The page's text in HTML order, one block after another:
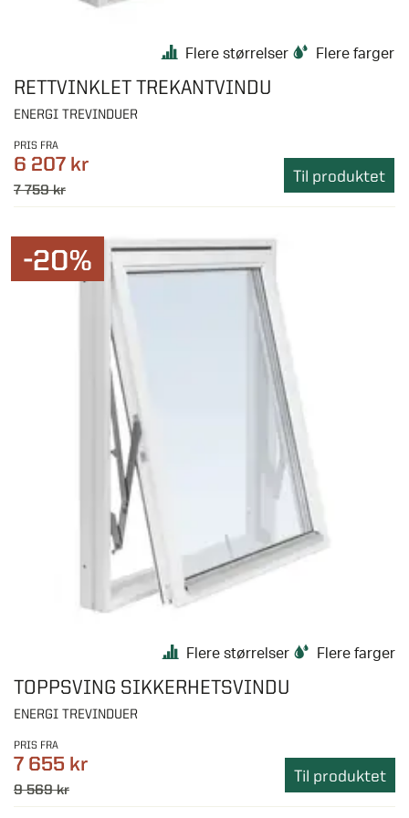
Flere størrelser Flere farger
RETTVINKLET TREKANTVINDU
ENERGI TREVINDUER
PRIS FRA
6 207 kr
7 759 kr
Til produktet
-20%
Flere størrelser Flere farger
TOPPSVING SIKKERHETSVINDU
ENERGI TREVINDUER
PRIS FRA
7 655 kr
9 569 kr
Til produktet